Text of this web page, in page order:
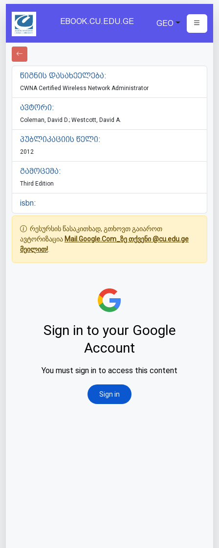
EBOOK.CU.EDU.GE GEO
წიგნის დასახეელება:
CWNA Certified Wireless Network Administrator
ავტორი:
Coleman, David D.; Westcott, David A.
პუბლიკაციის წელი:
2012
გამოცემა:
Third Edition
isbn:
რესურსის წასაკითხად, გთხოვთ გაიაროთ
ავტორიზაცია Mail.Google.Com_ზე თქვენი @cu.edu.ge
მეილით!